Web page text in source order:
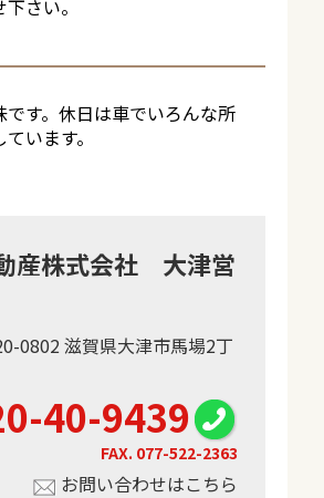
さい。
です。休日は車でいろんな所
います。
産株式会社 大津営
0802 滋賀県大津市馬場2丁
40-9439
FAX. 077-522-2363
お問い合わせはこちら